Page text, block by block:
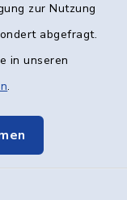
zur Nutzung
abgefragt.
in unseren
.